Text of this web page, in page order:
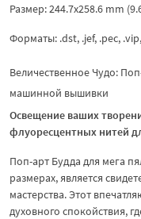
Размер: 244.7x258.6 mm
Форматы: .dst, .jef, .pec,
Величественное Чудо:
машинной вышивки
Освещение ваших
флуоресцентных нитей
Поп-арт Будда для мега
размерах, является
мастерства. Этот
духовного спокойствия,